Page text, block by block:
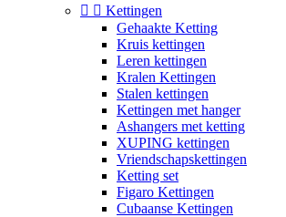
  Kettingen
Gehaakte Ketting
Kruis kettingen
Leren kettingen
Kralen Kettingen
Stalen kettingen
Kettingen met hanger
Ashangers met ketting
XUPING kettingen
Vriendschapskettingen
Ketting set
Figaro Kettingen
Cubaanse Kettingen